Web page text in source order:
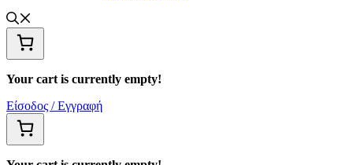
Your cart is currently empty!
Είσοδος / Εγγραφή